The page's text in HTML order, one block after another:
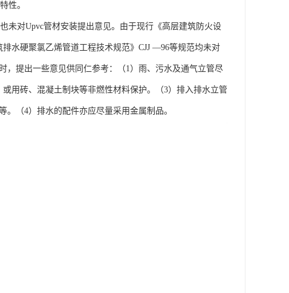
性。
未对Upvc管材安装提出意见。由于现行《高层建筑防火设
水硬聚氯乙烯管道工程技术规范》CJJ —96等规范均未对
，提出一些意见供同仁参考：（1）雨、污水及通气立管尽
用砖、混凝土制块等非燃性材料保护。（3）排入排水立管
（4）排水的配件亦应尽量采用金属制品。